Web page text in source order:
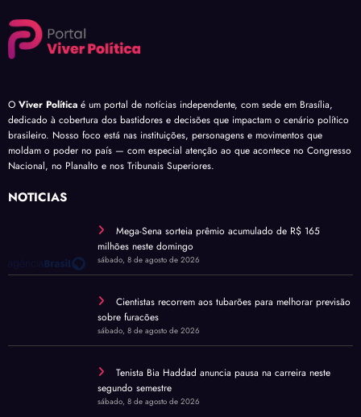
O Viver Política é um portal de notícias independente, com sede em Brasília,
dedicado à cobertura dos bastidores e decisões que impactam o cenário político
brasileiro. Nosso foco está nas instituições, personagens e movimentos que
moldam o poder no país — com especial atenção ao que acontece no Congresso
Nacional, no Planalto e nos Tribunais Superiores.
NOTÍCIAS
Mega-Sena sorteia prêmio acumulado de R$ 165
milhões neste domingo
sábado, 8 de agosto de 2026
Cientistas recorrem aos tubarões para melhorar previsão
sobre furacões
sábado, 8 de agosto de 2026
Tenista Bia Haddad anuncia pausa na carreira neste
segundo semestre
sábado, 8 de agosto de 2026